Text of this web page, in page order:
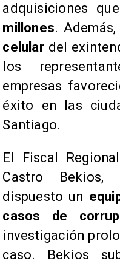
adquisiciones
millones.
celular del
los
empresas
éxito en las
Santiago.
El Fiscal
Castro
dispuesto un
casos de
investigación
caso. Bekios